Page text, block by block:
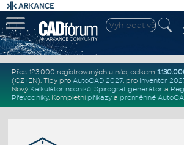
Přes 123.000 registrovaných u nás, celkem
(CZ+EN). Tipy pro AutoCAD 2027, pro Inventor
Nový Kalkulátor nosníků, Spirograf generátor a
Převodníky. Kompletní příkazya proměnné